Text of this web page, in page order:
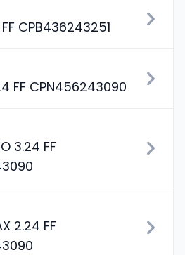
CPB436243251
FF CPN456243090
3.24 FF
2.24 FF